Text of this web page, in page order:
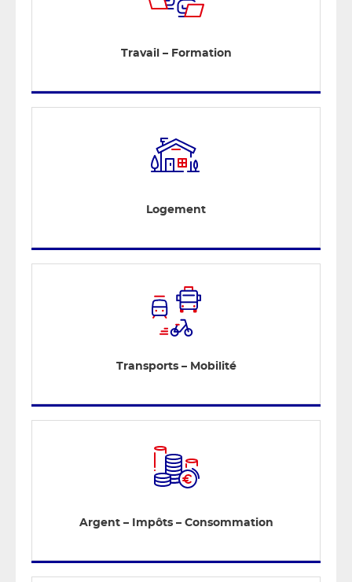
Travail – Formation
Logement
Transports – Mobilité
Argent – Impôts – Consommation